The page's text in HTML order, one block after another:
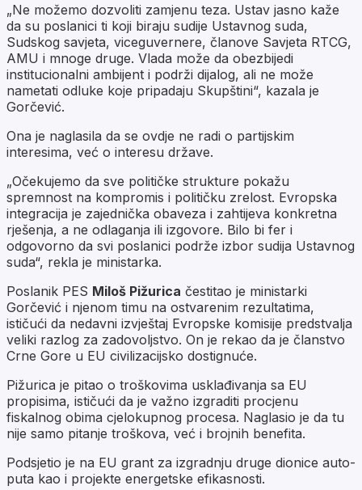
„Ne možemo dozvoliti zamjenu teza. Ustav jasno kaže
da su poslanici ti koji biraju sudije Ustavnog suda,
Sudskog savjeta, viceguvernere, članove Savjeta RTCG,
AMU i mnoge druge. Vlada može da obezbijedi
institucionalni ambijent i podrži dijalog, ali ne može
nametati odluke koje pripadaju Skupštini“, kazala je
Gorčević.
Ona je naglasila da se ovdje ne radi o partijskim
interesima, već o interesu države.
„Očekujemo da sve političke strukture pokažu
spremnost na kompromis i političku zrelost. Evropska
integracija je zajednička obaveza i zahtijeva konkretna
rješenja, a ne odlaganja ili izgovore. Bilo bi fer i
odgovorno da svi poslanici podrže izbor sudija Ustavnog
suda“, rekla je ministarka.
Poslanik PES Miloš Pižurica čestitao je ministarki
Gorčević i njenom timu na ostvarenim rezultatima,
ističući da nedavni izvještaj Evropske komisije predstvalja
veliki razlog za zadovoljstvo. On je rekao da je članstvo
Crne Gore u EU civilizacijsko dostignuće.
Pižurica je pitao o troškovima usklađivanja sa EU
propisima, ističući da je važno izgraditi procjenu
fiskalnog obima cjelokupnog procesa. Naglasio je da tu
nije samo pitanje troškova, već i brojnih benefita.
Podsjetio je na EU grant za izgradnju druge dionice auto-
puta kao i projekte energetske efikasnosti.